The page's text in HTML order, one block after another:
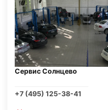
Сервис Солнцево
+7 (495) 125-38-41